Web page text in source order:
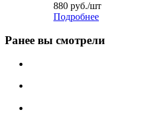
880 руб./шт
Подробнее
Ранее вы смотрели